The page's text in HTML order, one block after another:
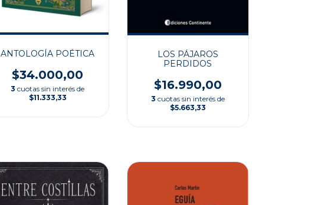
ANTOLOGÍA POÉTICA
$34.000,00
3 cuotas sin interés de
$11.333,33
LOS PÁJAROS
PERDIDOS
$16.990,00
3 cuotas sin interés de
$5.663,33